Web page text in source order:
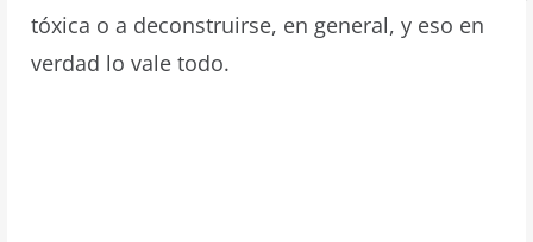
tóxica o a deconstruirse, en general, y eso en
verdad lo vale todo.